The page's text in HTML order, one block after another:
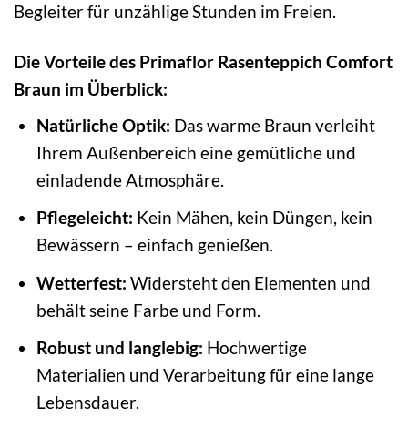
Begleiter für unzählige Stunden im Freien.
Die Vorteile des Primaflor Rasenteppich Comfort
Braun im Überblick:
Natürliche Optik: Das warme Braun verleiht
Ihrem Außenbereich eine gemütliche und
einladende Atmosphäre.
Pflegeleicht: Kein Mähen, kein Düngen, kein
Bewässern – einfach genießen.
Wetterfest: Widersteht den Elementen und
behält seine Farbe und Form.
Robust und langlebig: Hochwertige
Materialien und Verarbeitung für eine lange
Lebensdauer.